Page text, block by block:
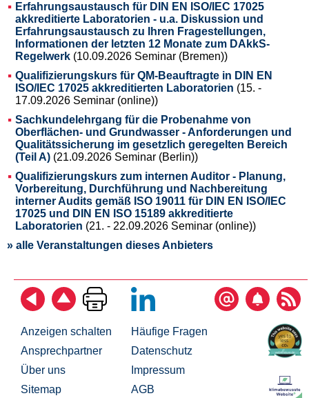
Erfahrungsaustausch für DIN EN ISO/IEC 17025
akkreditierte Laboratorien - u.a. Diskussion und
Erfahrungsaustausch zu Ihren Fragestellungen,
Informationen der letzten 12 Monate zum DAkkS-
Regelwerk (10.09.2026 Seminar (Bremen))
Qualifizierungskurs für QM-Beauftragte in DIN EN
ISO/IEC 17025 akkreditierten Laboratorien (15. -
17.09.2026 Seminar (online))
Sachkundelehrgang für die Probenahme von
Oberflächen- und Grundwasser - Anforderungen und
Qualitätssicherung im gesetzlich geregelten Bereich
(Teil A) (21.09.2026 Seminar (Berlin))
Qualifizierungskurs zum internen Auditor - Planung,
Vorbereitung, Durchführung und Nachbereitung
interner Audits gemäß ISO 19011 für DIN EN ISO/IEC
17025 und DIN EN ISO 15189 akkreditierte
Laboratorien (21. - 22.09.2026 Seminar (online))
» alle Veranstaltungen dieses Anbieters
Anzeigen schalten
Ansprechpartner
Über uns
Sitemap
Häufige Fragen
Datenschutz
Impressum
AGB